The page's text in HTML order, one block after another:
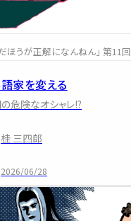
だほうが正解になんねん」 第11回
家を変える
危険なオシャレ!?
桂 三四郎
2026/06/28